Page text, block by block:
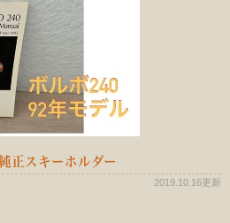
正スキーホルダー
2019.10.16更新